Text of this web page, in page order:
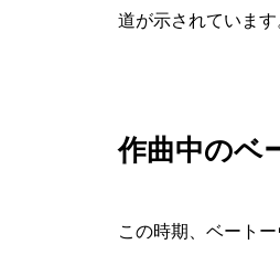
道が示されています
作曲中のベ
この時期、ベート